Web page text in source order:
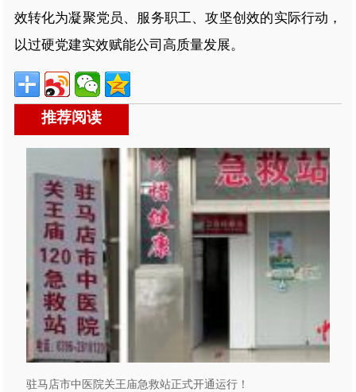
效转化为凝聚党员、服务职工、攻坚创效的实际行动，
以过硬党建实效赋能公司高质量发展。
推荐阅读
驻马店市中医院关王庙急救站正式开通运行！